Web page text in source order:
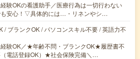
験OKの看護助手／医療行為は一切行わない
も安心！▽具体的には…・リネンやシ…
/ ブランクOK / パソコンスキル不要 / 英語力不
験OK／★年齢不問・ブランクOK★履歴書不
電話登録OK）★社会保険完備＼…